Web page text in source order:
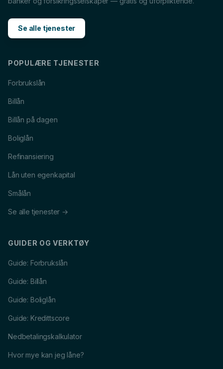
BoliglåniHorten
CaravanlåniHorten
Se alle tjenester
POPULÆRE TJENESTER
Forbrukslån
Billån
Billån på dagen
Boliglån
Refinansiering
Lån uten egenkapital
Smålån
Se alle tjenester →
GUIDER OG VERKTØY
Guide: Forbrukslån
Guide: Billån
Guide: Boliglån
Guide: Kredittscore
Nedbetalingskalkulator
Hvor mye kan jeg låne?